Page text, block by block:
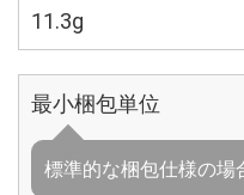
11.3g
最小梱包単位
標準的な梱包仕様の場